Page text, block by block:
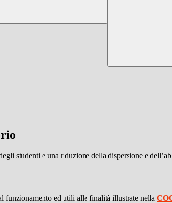
studenti e una riduzione della dispersione e
funzionamento ed utili alle finalità illustrate nella